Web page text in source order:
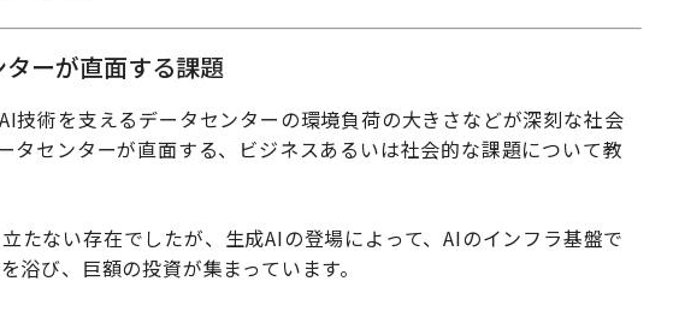
ーが直面する課題
術を支えるデータセンターの環境負荷の大きさなどが深刻な社会
タセンターが直面する、ビジネスあるいは社会的な課題について教
たない存在でしたが、生成AIの登場によって、AIのインフラ基盤で
浴び、巨額の投資が集まっています。